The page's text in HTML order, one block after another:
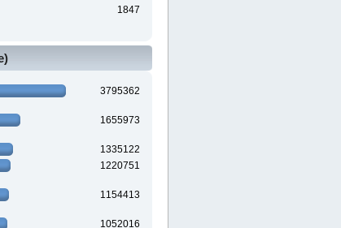
1847
3795362
1655973
1335122
1220751
1154413
1052016